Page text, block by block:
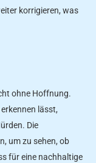
korrigieren, was
ohne Hoffnung.
lässt,
Die
um zu sehen, ob
für eine nachhaltige